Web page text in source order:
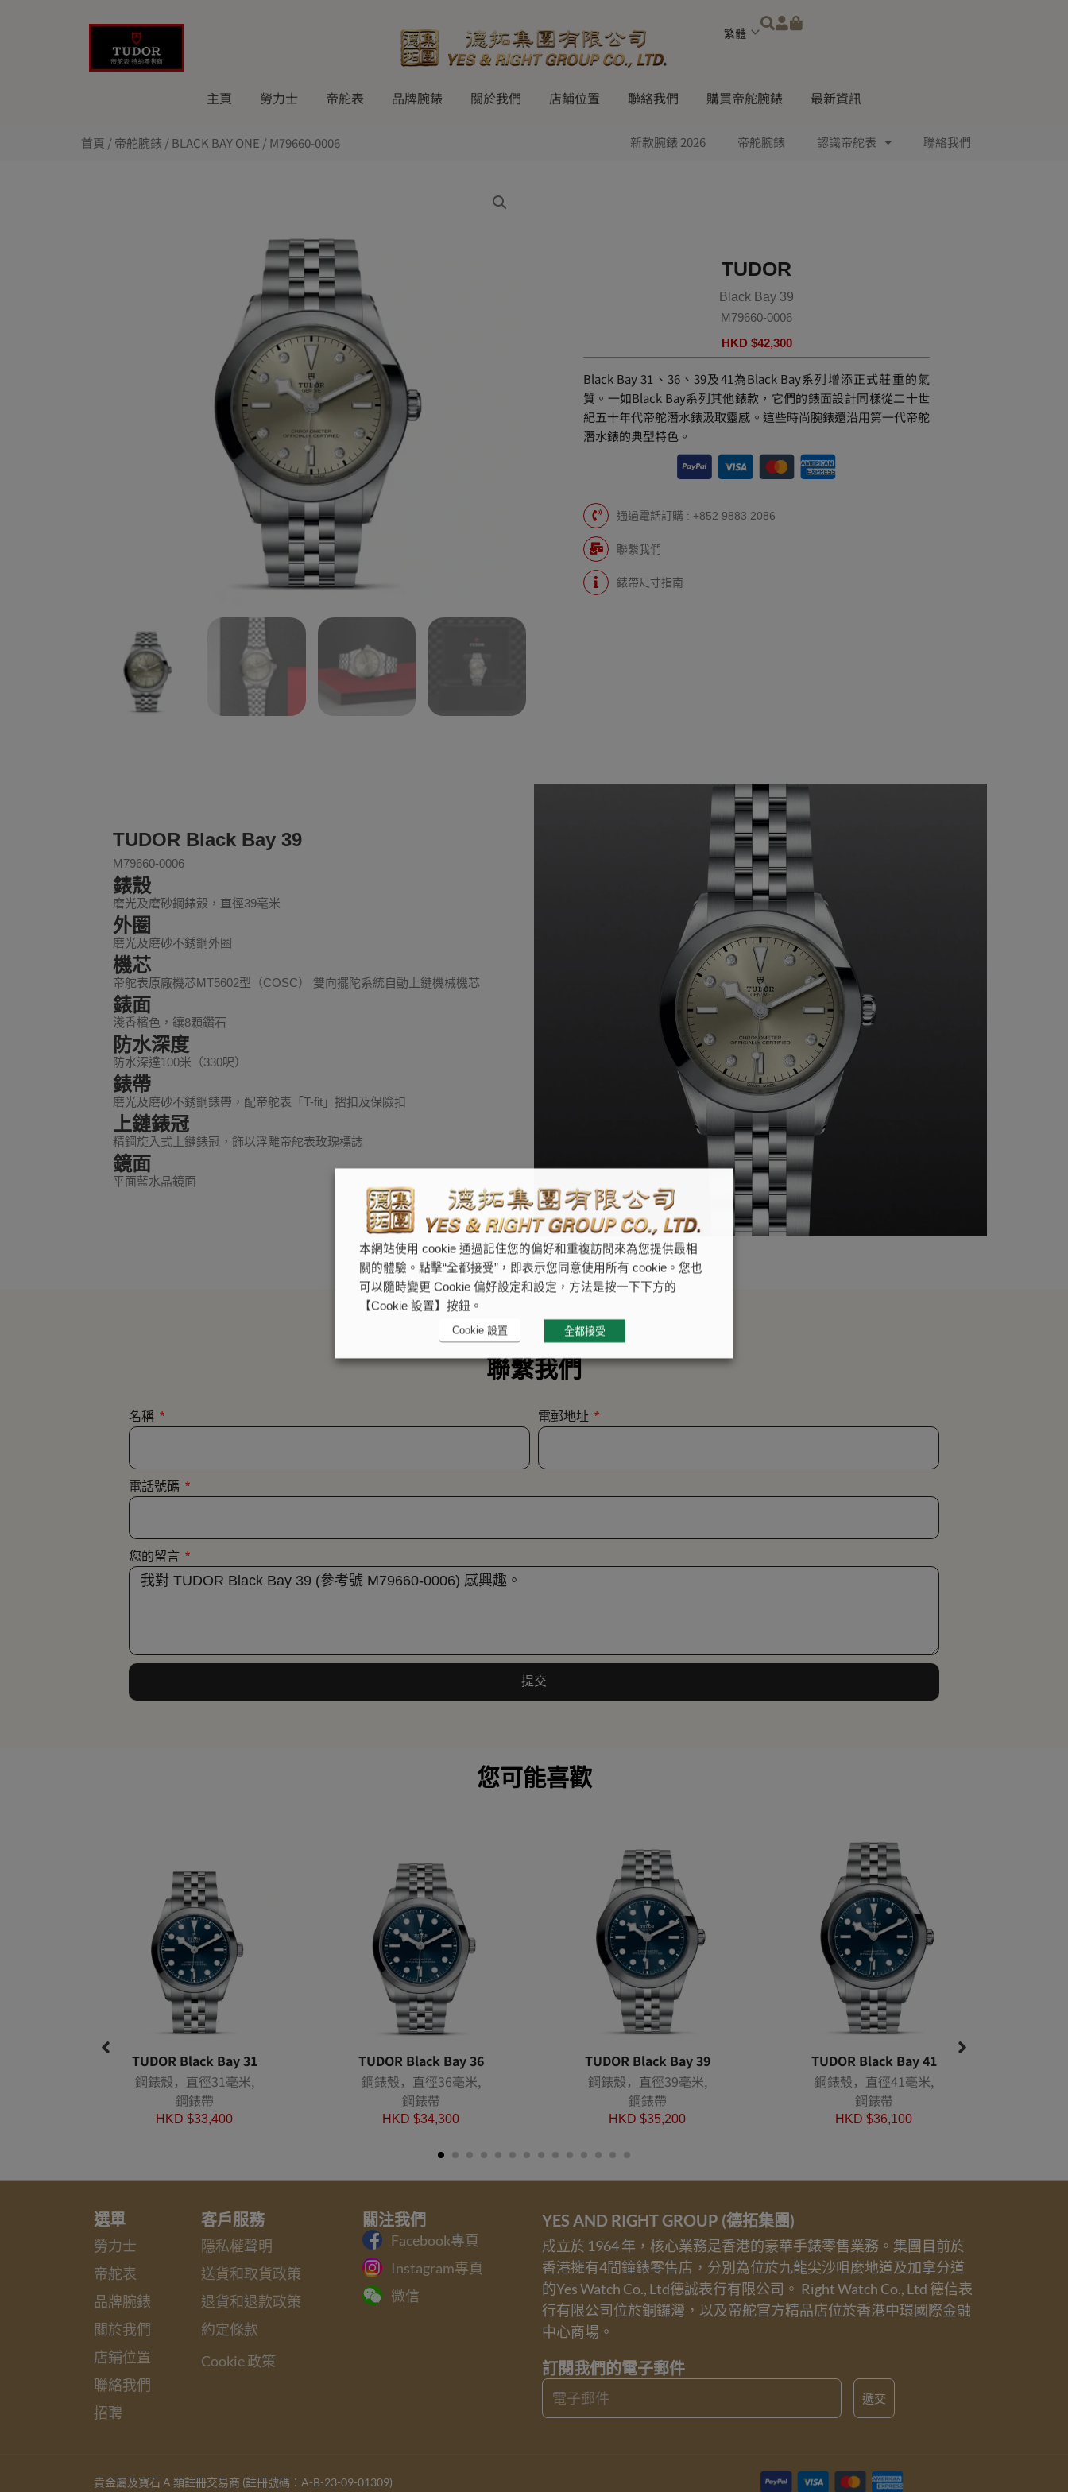
主頁 勞力士 帝舵表 品牌腕錶 關於我們 店鋪位置 聯絡我們 購買帝舵腕錶 最新資訊
首頁 /帝舵腕錶 /BLACK BAY ONE / M79660-0006 新款腕錶 2026 帝舵腕錶 認識帝舵表 聯絡我們
TUDOR
Black Bay 39
M79660-0006
HKD $42,300
Black Bay 31、36、39及41為Black Bay系列增添正式莊重的氣
質。一如Black Bay系列其他錶款，它們的錶面設計同樣從二十世
紀五十年代帝舵潛水錶汲取靈感。這些時尚腕錶還沿用第一代帝舵
潛水錶的典型特色。
通過電話訂購 : +852 9883 2086
聯繫我們
錶帶尺寸指南
TUDOR Black Bay 39
M79660-0006
錶殼
磨光及磨砂鋼錶殼，直徑39毫米
外圈
磨光及磨砂不銹鋼外圈
機芯
帝舵表原廠機芯MT5602型（COSC） 雙向擺陀系統自動上鏈機械機芯
錶面
淺香檳色，鑲8顆鑽石
防水深度
防水深達100米（330呎）
錶帶
磨光及磨砂不銹鋼錶帶，配帝舵表「T-fit」摺扣及保險扣
上鏈錶冠
精鋼旋入式上鏈錶冠，飾以浮雕帝舵表玫瑰標誌
鏡面
平面藍水晶鏡面
聯繫我們
名稱 電郵地址
電話號碼
您的留言
提交
您可能喜歡
TUDOR Black Bay 31
鋼錶殼，直徑31毫米,
鋼錶帶
HKD $33,400
TUDOR Black Bay 36
鋼錶殼，直徑36毫米,
鋼錶帶
HKD $34,300
TUDOR Black Bay 39
鋼錶殼，直徑39毫米,
鋼錶帶
HKD $35,200
TUDOR Black Bay 41
鋼錶殼，直徑41毫米,
鋼錶帶
HKD $36,100
選單
勞力士
帝舵表
品牌腕錶
關於我們
店鋪位置
聯絡我們
招聘
客戶服務
隱私權聲明
送貨和取貨政策
退貨和退款政策
約定條款
Cookie 政策
關注我們
Facebook專頁
Instagram專頁
微信
YES AND RIGHT GROUP (德拓集團)
成立於 1964 年，核心業務是香港的豪華手錶零售業務。集團目前於
香港擁有4間鐘錶零售店，分別為位於九龍尖沙咀麼地道及加拿分道
的Yes Watch Co., Ltd德誠表行有限公司。 Right Watch Co., Ltd 德信表
行有限公司位於銅鑼灣，以及帝舵官方精品店位於香港中環國際金融
中心商場。
訂閱我們的電子郵件
Email 遞交
貴金屬及寶石 A 類註冊交易商 (註冊號碼：A-B-23-09-01309)
本網站使用 cookie 通過記住您的偏好和重複訪問來為您提供最相
關的體驗。點擊“全都接受”，即表示您同意使用所有 cookie。您也
可以隨時變更 Cookie 偏好設定和設定，方法是按一下下方的
【Cookie 設置】按鈕。
Cookie 設置 全都接受